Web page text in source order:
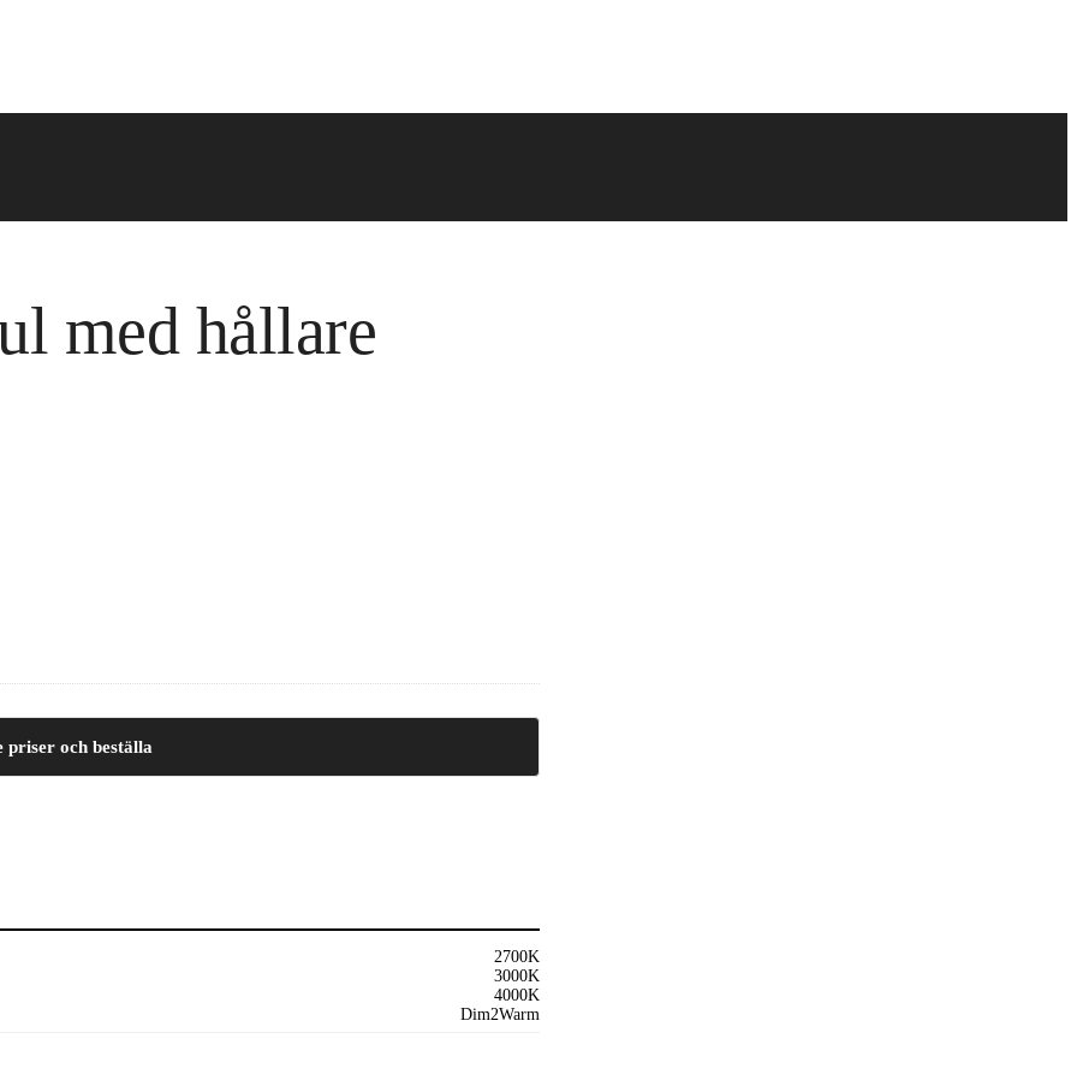
med hållare
priser och beställa
2700K
3000K
4000K
Dim2Warm